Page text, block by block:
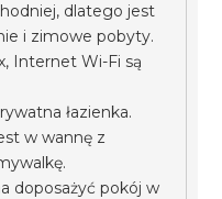
dlatego jest
i zimowe pobyty.
Internet Wi-Fi są
łazienka.
w wannę z
doposażyć pokój w